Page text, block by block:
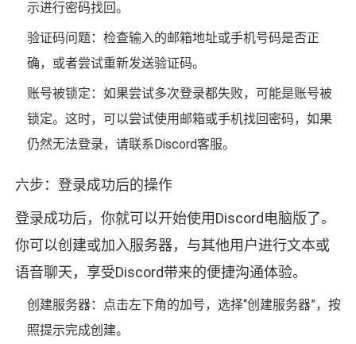
示进行密码找回。
验证码问题：检查输入的邮箱地址或手机号码是否正
确，或者尝试重新发送验证码。
账号被锁定：如果尝试多次登录都失败，可能是账号被
锁定。这时，可以尝试使用邮箱或手机找回密码，如果
仍然无法登录，请联系Discord客服。
六步：登录成功后的操作
登录成功后，你就可以开始使用Discord电脑版了。
你可以创建或加入服务器，与其他用户进行文本或
语音聊天，享受Discord带来的便捷沟通体验。
创建服务器：点击左下角的加号，选择“创建服务器”，按
照提示完成创建。